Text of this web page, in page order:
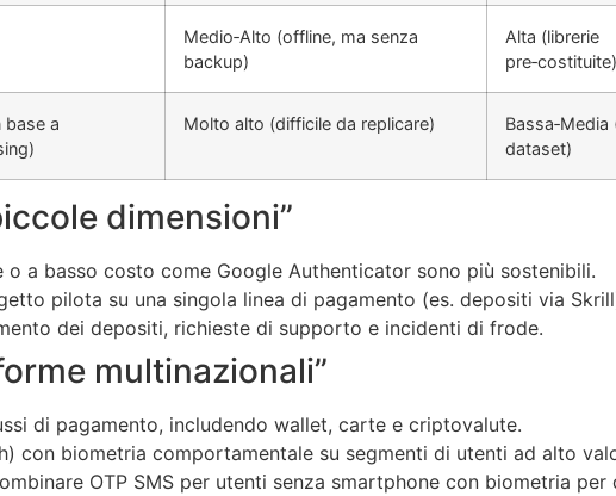
Medio‑Alto (offline, ma senza
backup)
Alta (librerie
pre‑costituite)
base a
Molto alto (difficile da replicare)
dataset)
dimensioni”
a basso costo come Google Authenticator sono più sostenibili.
pilota su una singola linea di pagamento (es. depositi via
dei depositi, richieste di supporto e incidenti di frode.
multinazionali”
di pagamento, includendo wallet, carte e criptovalute.
con biometria comportamentale su segmenti di utenti ad alto
OTP SMS per utenti senza smartphone con biometria per